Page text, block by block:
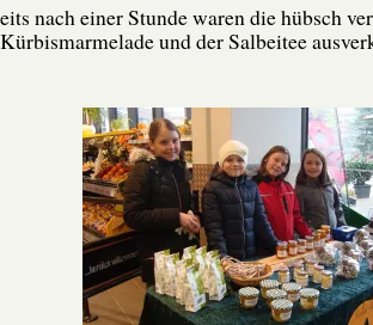
nach einer Stunde waren die hübsch
und der Salbeitee